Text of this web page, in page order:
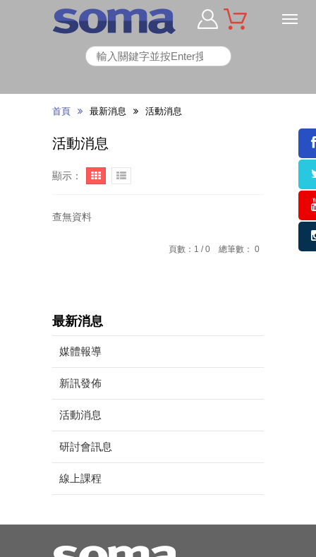
首頁 最新消息 活動消息
活動消息
顯示：
查無資料
頁數：1 / 0 總筆數： 0
最新消息
媒體報導
新訊發佈
活動消息
研討會訊息
線上課程